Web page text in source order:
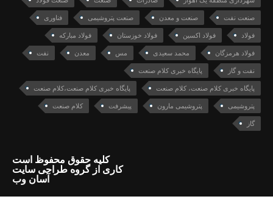
صنعت نفت صنعت و معدن صنعت پتروشیمی فناوری
فولاد فولاد اکسین فولاد خوزستان فولاد مبارکه
فولاد هرمزگان محمد سعیدی مس معدن نفت
نفت و گاز پایگاه خبری کلام صنعت
پایگاه خبری کلام صنعت، کلام صنعت پایگاه خبری کلام صنعت،کلام صنعت
پتروشیمی پتروشیمی مارون پیشرفت کلام صنعت
گاز
کلیه حقوق محفوظ است
کاری از گروه طراحی سایت
آسان وب